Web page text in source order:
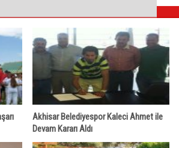
Akhisar Belediyespor Kaleci Ahmet ile
Devam Kararı Aldı